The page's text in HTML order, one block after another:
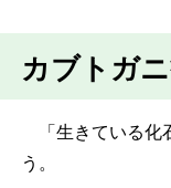
カブトガ
「生きている化
う。